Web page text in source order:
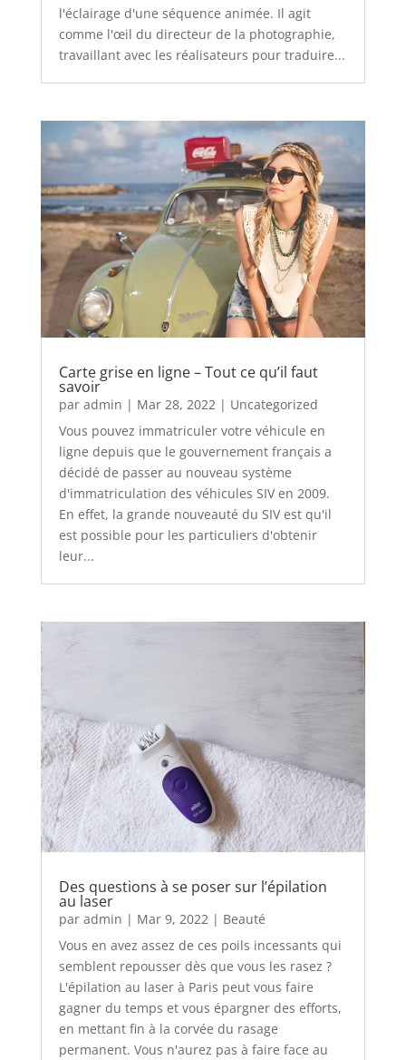
l'éclairage d'une séquence animée. Il agit
comme l'œil du directeur de la photographie,
travaillant avec les réalisateurs pour traduire...
Carte grise en ligne – Tout ce qu’il faut
savoir
par admin | Mar 28, 2022| Uncategorized
Vous pouvez immatriculer votre véhicule en
ligne depuis que le gouvernement français a
décidé de passer au nouveau système
d'immatriculation des véhicules SIV en 2009.
En effet, la grande nouveauté du SIV est qu'il
est possible pour les particuliers d'obtenir
leur...
Des questions à se poser sur l’épilation
au laser
par admin | Mar 9, 2022 | Beauté
Vous en avez assez de ces poils incessants qui
semblent repousser dès que vous les rasez ?
L'épilation au laser à Paris peut vous faire
gagner du temps et vous épargner des efforts,
en mettant fin à la corvée du rasage
permanent. Vous n'aurez pas à faire face au